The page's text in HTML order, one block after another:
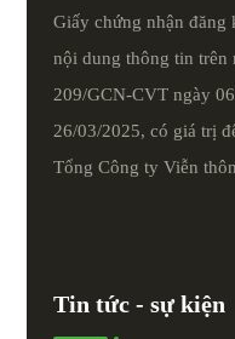
Giấy chứng nhận đăng
nội dung thông tin trên
209/GCN-CVT ngày
26/03/2025, có giá trị
Tổng Công ty Viễn
Tin tức - sự kiện